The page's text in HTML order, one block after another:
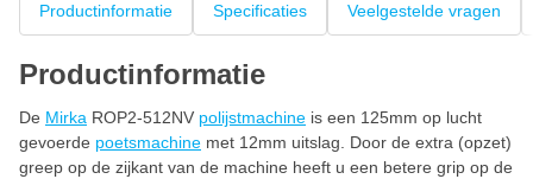
Productinformatie Specificaties Veelgestelde vragen
Productinformatie
De Mirka ROP2-512NV polijstmachine is een 125mm op lucht
gevoerde poetsmachine met 12mm uitslag. Door de extra (opzet)
greep op de zijkant van de machine heeft u een betere grip op de